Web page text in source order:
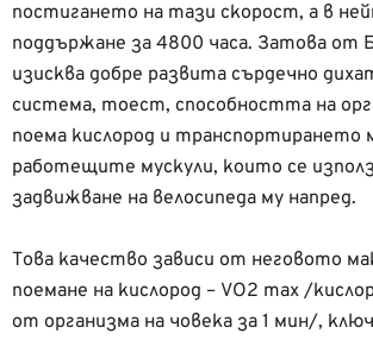
постигането на тази скорост, а в
поддържане за 4800 часа. Затова от
изисква добре развита сърдечно
система, тоест, способността на
поема кислород и транспортирането
работещите мускули, които се
задвижване на велосипеда му напред.
Това качество зависи от неговото
поемане на кислород – VO2 max /
от организма на човека за 1 мин/,